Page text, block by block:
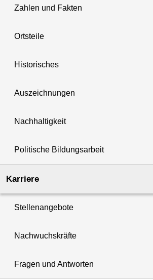
Zahlen und Fakten
Ortsteile
Historisches
Auszeichnungen
Nachhaltigkeit
Politische Bildungsarbeit
Karriere
Stellenangebote
Nachwuchskräfte
Fragen und Antworten